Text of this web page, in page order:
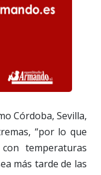
Córdoba, Sevilla,
“por lo que
temperaturas
más tarde de las